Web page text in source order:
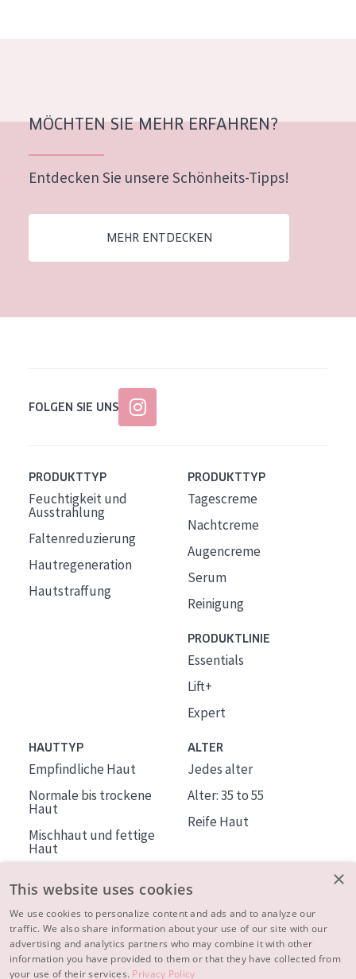
Mischhaut und fettige Haut
Reife Haut
Der Sonne ausgesetzte Haut
Jedes alter
Reife Haut
MÖCHTEN SIE MEHR ERFAHREN?
Entdecken Sie unsere Schönheits-Tipps!
MEHR ENTDECKEN
FOLGEN SIE UNS
PRODUKTTYP
Feuchtigkeit und
Ausstrahlung
Faltenreduzierung
Hautregeneration
Hautstraffung
PRODUKTTYP
Tagescreme
Nachtcreme
Augencreme
Serum
Reinigung
PRODUKTLINIE
Essentials
Lift+
Expert
HAUTTYP
Empfindliche Haut
Normale bis trockene
Haut
Mischhaut und fettige
Haut
Haut
ALTER
Jedes alter
Alter: 35 to 55
Reife Haut
ÜBER DIADERMINE
Mehr über uns
×
This website uses cookies
We use cookies to personalize content and ads and to analyze our
traffic. We also share information about your use of our site with our
advertising and analytics partners who may combine it with other
information you have provided to them or that they have collected from
your use of their services. Privacy Policy